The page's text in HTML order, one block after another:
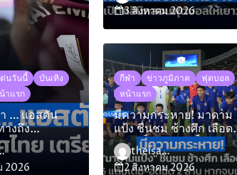
ด่นวันนี้
บันเทิง
าแรก
… แอสตัน
างถึง
เตรียมเจอ บีจี
ด
2026
3 สิงหาคม 2026
กีฬา ข่าวภูมิภาค
ฟุตบอล
หน้าแรก
มีความกระหาย! มาดาม
แป้ง ชื่นชม ช้างศึก เลือด
ใหม่ เก็บ 6 แต้มเต็ม-อัด
2 ล้าน หากจบแชมป์กลุ่ม
theisara_admin
2 สิงหาคม 2026